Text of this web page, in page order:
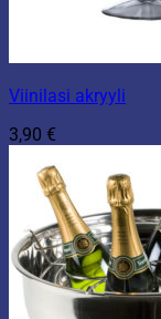
Viinilasi akryyli
3,90 €